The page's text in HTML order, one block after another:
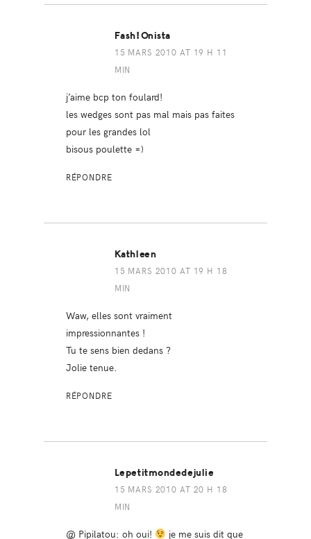
Fash!onista
15 MARS 2010 AT 19 H 11
MIN
j’aime bcp ton foulard!
les wedges sont pas mal mais pas faites
pour les grandes lol
bisous poulette =)
RÉPONDRE
Kathleen
15 MARS 2010 AT 19 H 18
MIN
Waw, elles sont vraiment
impressionnantes !
Tu te sens bien dedans ?
Jolie tenue.
RÉPONDRE
Lepetitmondedejulie
15 MARS 2010 AT 20 H 18
MIN
@ Pipilatou: oh oui! je me suis dit que